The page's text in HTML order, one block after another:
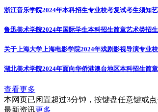
浙江音乐学院2024年本科招生专业校考复试考生须知
鲁迅美术学院2024年国际学生本科招生简章艺术类招
关于上海大学上海电影学院2024年戏剧影视导演专业
湖北美术学院2024年面向华侨港澳台地区本科招生简章
查看更多
本网页已闲置超过3分钟，按键盘任意键或
最新资讯更多